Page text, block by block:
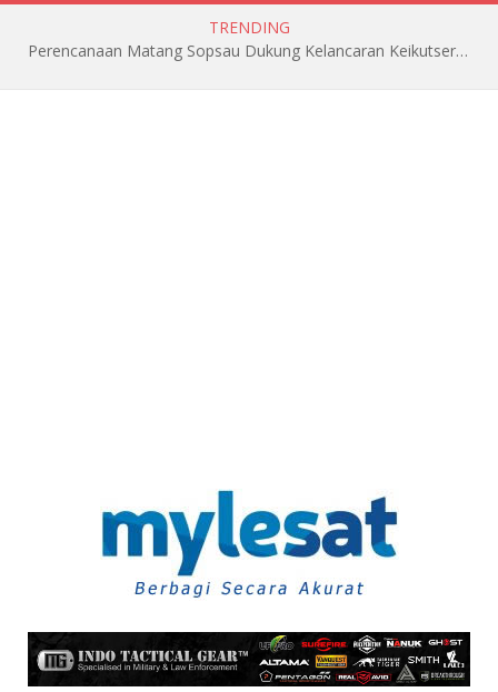
TRENDING
Perencanaan Matang Sopsau Dukung Kelancaran Keikutsertaan TNI AU di Pitch Black 2026